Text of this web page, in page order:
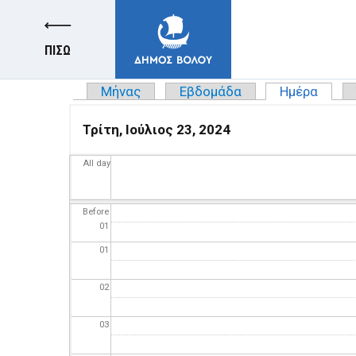
ΠΙΣΩ
Πρωτεύουσες καρτέλες
Μήνας Εβδομάδα Ημέρα
Τρίτη, Ιούλιος 23, 2024
All day
Before
01
01
02
03